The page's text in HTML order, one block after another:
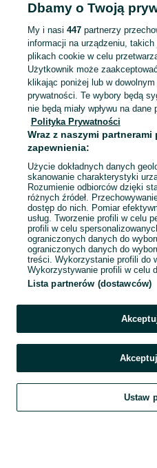
pieluchomajtki rozmiar l
zatyczki motocyklowe
Mapa kategorii
Mapa miejscowości
Szukaj Obserwujesz
Dbamy o Twoją
My i nasi 447partnerzy
informacji na urządzeniu,
plikach cookie w celu
Użytkownik może
klikając poniżej lub w
prywatności. Te wybory będą
nie będą miały wpływu na dane
Polityka Prywatności
Wraz z naszymi
zapewnienia:
Użycie dokładnych danych
skanowanie charakterystyki
Rozumienie odbiorców dzięki
różnych źródeł.
dostęp do nich. Pomiar
usług. Tworzenie profili w celu
profili w celu
ograniczonych danych do
ograniczonych danych do
treści. Wykorzystanie profili do
Wykorzystywanie profili w celu
Lista partnerów (dostawców)
Ustaw